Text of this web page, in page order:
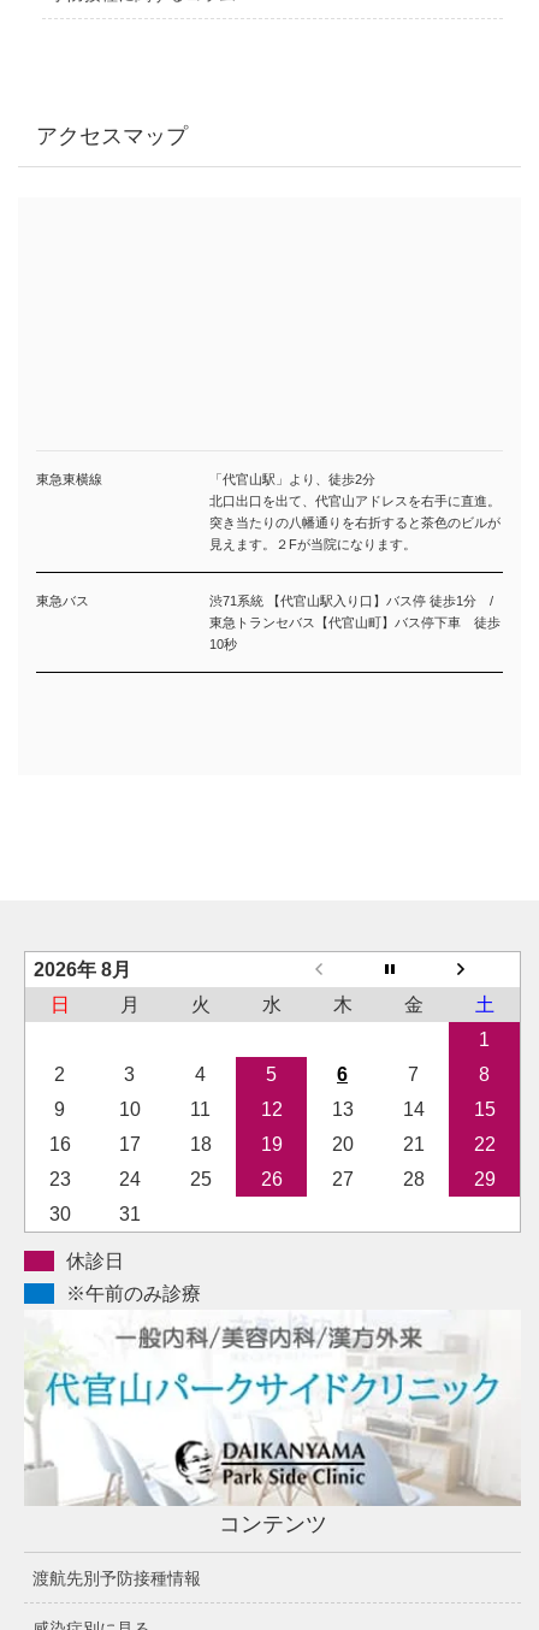
アクセスマップ
東急東横線
「代官山駅」より、徒歩2分
北口出口を出て、代官山アドレスを右手に直進。
突き当たりの八幡通りを右折すると茶色のビルが
見えます。２Fが当院になります。
東急バス
渋71系統 【代官山駅入り口】バス停 徒歩1分 /
東急トランセバス【代官山町】バス停下車 徒歩
10秒
2026年 8月
日
月 火 水 木 金
土
1
2
3 4 5 6 7
8
9
10 11 12 13 14
15
16
17 18 19 20 21
22
23
24 25 26 27 28
29
30
31
休診日
※午前のみ診療
コンテンツ
渡航先別予防接種情報